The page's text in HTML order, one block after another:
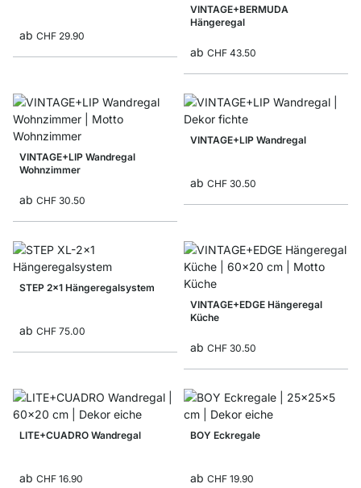
ab CHF 29.90
VINTAGE+BERMUDA
Hängeregal
ab CHF 43.50
VINTAGE+LIP Wandregal
Wohnzimmer
ab CHF 30.50
VINTAGE+LIP Wandregal
ab CHF 30.50
STEP 2x1 Hängeregalsystem
ab CHF 75.00
VINTAGE+EDGE Hängeregal
Küche
ab CHF 30.50
LITE+CUADRO Wandregal
ab CHF 16.90
BOY Eckregale
ab CHF 19.90